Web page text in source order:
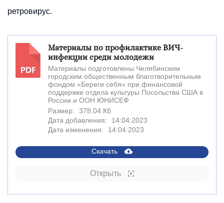
ретровирус.
PDF
Материалы по профилактике ВИЧ-
инфекции среди молодежи
Материалы подготовлены Челябинским
городским общественным благотворительным
фондом «Береги себя» при финансовой
поддержке отдела культуры Посольства США в
России и ООН ЮНИСЕФ
Размер:
378.04 Кб
Дата добавления:
14:04:2023
Дата изменения:
14:04:2023
Скачать
Открыть